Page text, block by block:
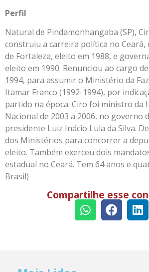
Perfil
Natural de Pindamonhangaba (SP),
construiu a carreira política no
de Fortaleza, eleito em 1988, e
eleito em 1990. Renunciou ao cargo
1994, para assumir o Ministério da
Itamar Franco (1992-1994), por
partido na época. Ciro foi ministro da
Nacional de 2003 a 2006, no governo
presidente Luiz Inácio Lula da Silva.
dos Ministérios para concorrer a
eleito. Também exerceu dois
estadual no Ceará. Tem 64 anos e
Brasil)
Compartilhe esse